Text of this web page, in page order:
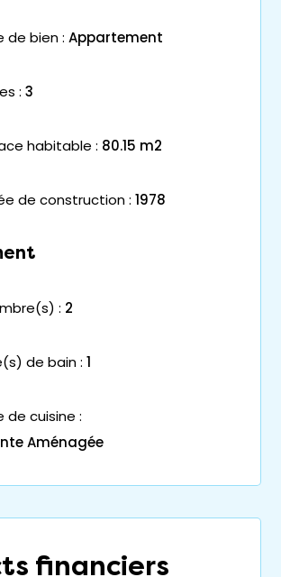
de bien : appartement
: 3
habitable : 80.15 m2
de construction : 1978
: 2
de bain : 1
de cuisine :
Aménagée
financiers